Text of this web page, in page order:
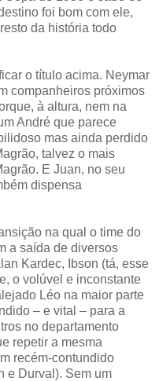
foi bom com ele,
da história todo
o título acima. Neymar
companheiros próximos
à altura, nem na
André que parece
mas ainda perdido
talvez o mais
E Juan, no seu
dispensa
na qual o time do
a saída de diversos
Kardec, Ibson (tá, esse
o volúvel e inconstante
Léo na maior parte
– e vital – para a
no departamento
repetir a mesma
recém-contundido
e Durval). Sem um